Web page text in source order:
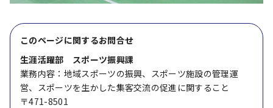
このページに関するお問合せ
生涯活躍部 スポーツ振興課
業務内容：地域スポーツの振興、スポーツ施設の管理運
営、スポーツを生かした集客交流の促進に関すること
〒471-8501